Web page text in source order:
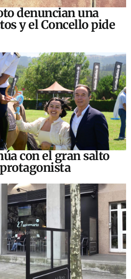
denuncian una
y el Concello pide
con el gran salto